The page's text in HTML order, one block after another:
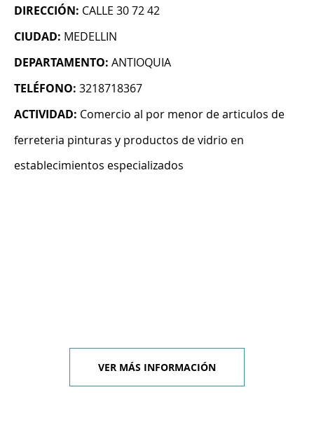
DIRECCIÓN: CALLE 30 72 42
CIUDAD: MEDELLIN
DEPARTAMENTO: ANTIOQUIA
TELÉFONO: 3218718367
ACTIVIDAD: Comercio al por menor de articulos de
ferreteria pinturas y productos de vidrio en
establecimientos especializados
VER MÁS INFORMACIÓN